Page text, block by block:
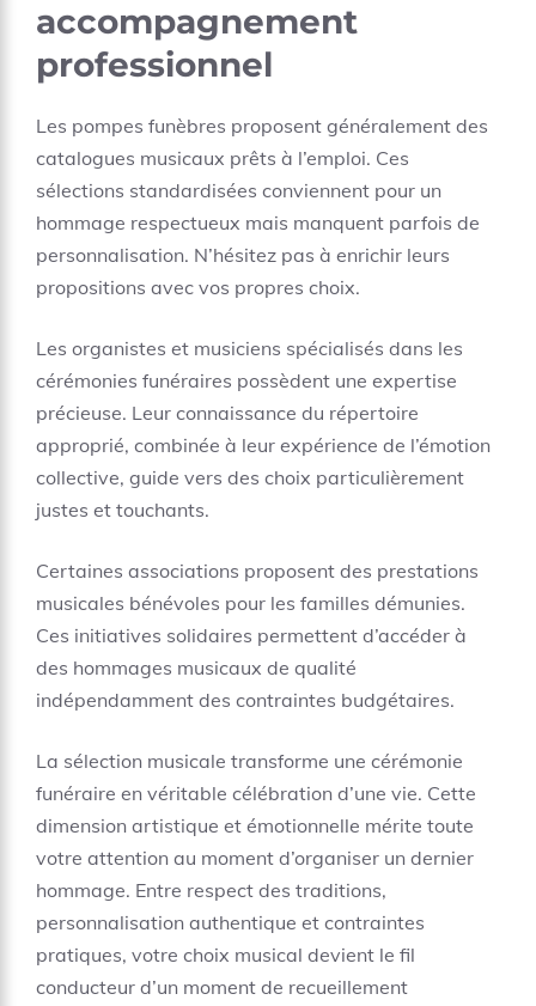
accompagnement
professionnel
Les pompes funèbres proposent généralement des
catalogues musicaux prêts à l’emploi. Ces
sélections standardisées conviennent pour un
hommage respectueux mais manquent parfois de
personnalisation. N’hésitez pas à enrichir leurs
propositions avec vos propres choix.
Les organistes et musiciens spécialisés dans les
cérémonies funéraires possèdent une expertise
précieuse. Leur connaissance du répertoire
approprié, combinée à leur expérience de l’émotion
collective, guide vers des choix particulièrement
justes et touchants.
Certaines associations proposent des prestations
musicales bénévoles pour les familles démunies.
Ces initiatives solidaires permettent d’accéder à
des hommages musicaux de qualité
indépendamment des contraintes budgétaires.
La sélection musicale transforme une cérémonie
funéraire en véritable célébration d’une vie. Cette
dimension artistique et émotionnelle mérite toute
votre attention au moment d’organiser un dernier
hommage. Entre respect des traditions,
personnalisation authentique et contraintes
pratiques, votre choix musical devient le fil
conducteur d’un moment de recueillement